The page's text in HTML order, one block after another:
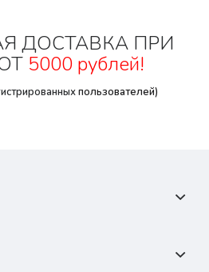
ДОСТАВКА ПРИ
5000 рублей!
пользователей)